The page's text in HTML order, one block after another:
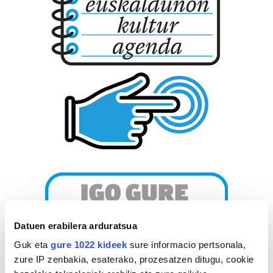
Datuen erabilera arduratsua
Guk eta gure 1022 kideek sure informacio pertsonala,
zure IP zenbakia, esaterako, prozesatzen ditugu, cookie